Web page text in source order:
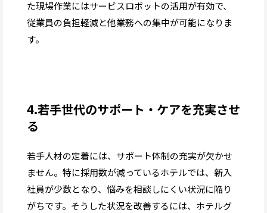
た現場作業にはサービスロボットの活用が有効で、
従業員の負担軽減と他業務への集中が可能になりま
す。
4.若手世代のサポート・ケアを充実させ
る
若手人材の定着には、サポート体制の充実が欠かせ
ません。特に採用数が減っているホテルでは、新入
社員が少数となり、悩みを相談しにくい状況に陥り
がちです。そうした状況を改善するには、ホテルグ